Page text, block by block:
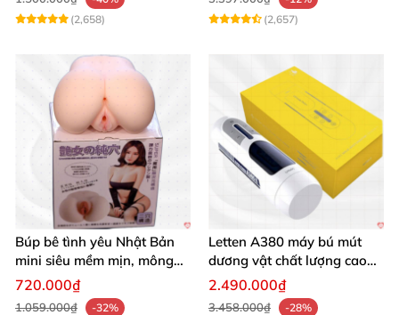
(2,658)
(2,657)
Búp bê tình yêu Nhật Bản
mini siêu mềm mịn, mông
tròn quyến rũ
720.000₫
1.059.000₫
-32%
Letten A380 máy bú mút
dương vật chất lượng cao
giá tốt
2.490.000₫
3.458.000₫
-28%